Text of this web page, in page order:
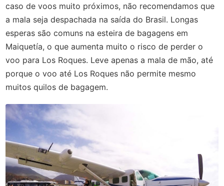
caso de voos muito próximos, não recomendamos que
a mala seja despachada na saída do Brasil. Longas
esperas são comuns na esteira de bagagens em
Maiquetía, o que aumenta muito o risco de perder o
voo para Los Roques. Leve apenas a mala de mão, até
porque o voo até Los Roques não permite mesmo
muitos quilos de bagagem.